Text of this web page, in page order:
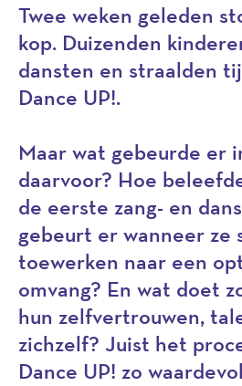
Twee weken geleden
kop. Duizenden
dansten en straalden
Dance UP!.
Maar wat gebeurde er
daarvoor? Hoe
de eerste zang- en
gebeurt er wanneer ze
toewerken naar een
omvang? En wat doet
hun zelfvertrouwen,
zichzelf? Juist het
Dance UP! zo